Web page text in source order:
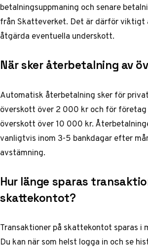
betalningsuppmaning och senare
från Skatteverket. Det är därför viktigt
åtgärda eventuella underskott.
När sker återbetalning av
Automatisk återbetalning sker för
överskott över 2 000 kr och för
överskott över 10 000 kr.
vanligtvis inom 3-5 bankdagar efter
avstämning.
Hur länge sparas
skattekontot?
Transaktioner på skattekontot sparas i
Du kan när som helst logga in och se